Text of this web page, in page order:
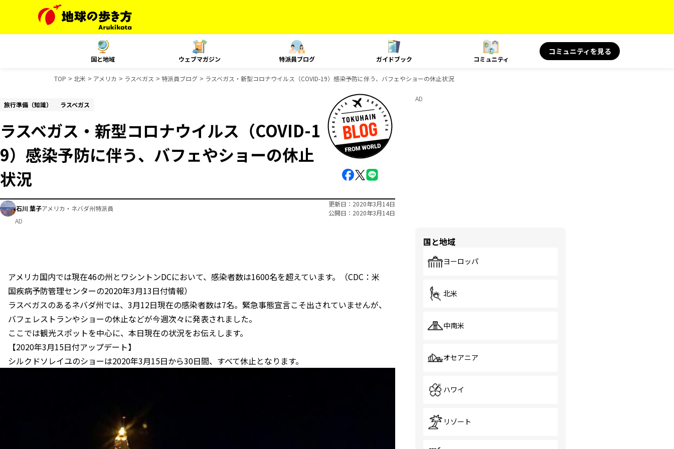
国と地域 ウェブマガジン 特派員ブログ ガイドブック コミュニティ
コミュニティを見る
TOP 北米 アメリカ ラスベガス 特派員ブログ ラスベガス・新型コロナウイルス（COVID-19）感染予防に伴う、バフェやショーの休止状況
旅行準備（知識） ラスベガス
ラスベガス・新型コロナウイルス（COVID-1
9）感染予防に伴う、バフェやショーの休止
状況
石川 葉子アメリカ・ネバダ州特派員
更新日
2020年3月14日
公開日
2020年3月14日
AD
アメリカ国内では現在46の州とワシントンDCにおいて、感染者数は1600名を超えています。（CDC：米
国疾病予防管理センターの2020年3月13日付情報）
ラスベガスのあるネバダ州では、3月12日現在の感染者数は7名。緊急事態宣言こそ出されていませんが、
バフェレストランやショーの休止などが今週次々に発表されました。
ここでは観光スポットを中心に、本日現在の状況をお伝えします。
【2020年3月15日付アップデート】
シルクドソレイユのショーは2020年3月15日から30日間、すべて休止となります。
AD
国と地域
ヨーロッパ
北米
中南米
オセアニア
ハワイ
リゾート